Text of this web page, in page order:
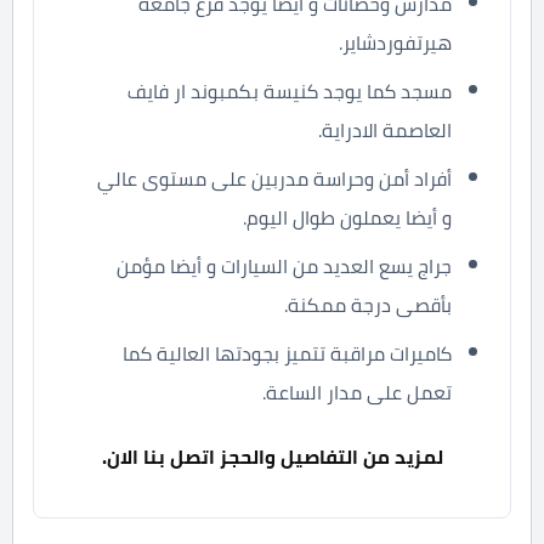
هيرتفوردشاير.
مسجد كما يوجد كنيسة بكمبوند ار فايف
العاصمة الادراية.
أفراد أمن وحراسة مدربين على مستوى عالي
و أيضا يعملون طوال اليوم.
جراج يسع العديد من السيارات و أيضا مؤمن
بأقصى درجة ممكنة.
كاميرات مراقبة تتميز بجودتها العالية كما
تعمل على مدار الساعة.
لمزيد من التفاصيل والحجز اتصل بنا الان.